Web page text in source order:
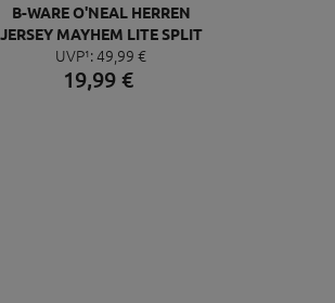
B-WARE O'NEAL HERREN
JERSEY MAYHEM LITE SPLIT
UVP¹:49, 99 €
19,99€